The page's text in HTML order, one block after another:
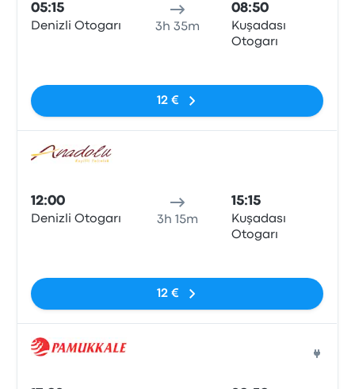
05:15
Denizli Otogarı 3h 35m
08:50
Kuşadası
Otogarı
12 €
12:00
Denizli Otogarı 3h 15m
15:15
Kuşadası
Otogarı
12 €